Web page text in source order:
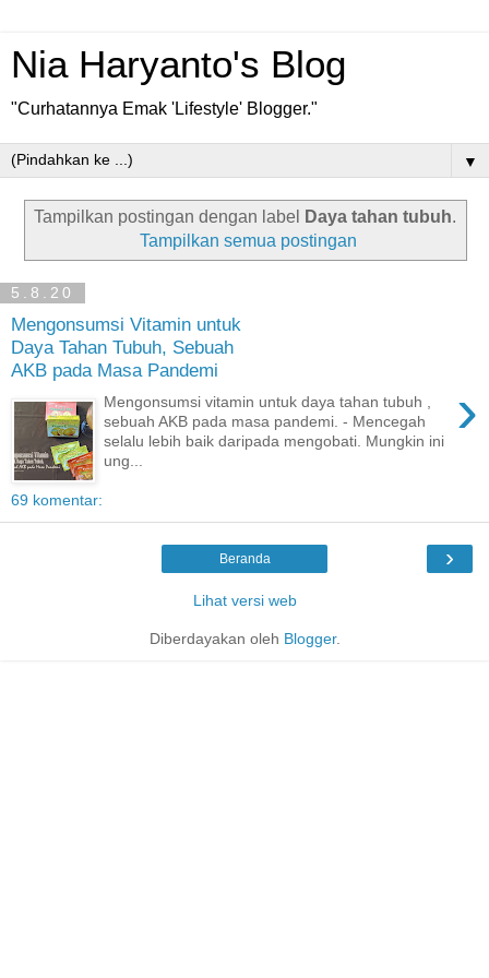
Nia Haryanto's Blog
"Curhatannya Emak 'Lifestyle' Blogger."
▼
Tampilkan postingan dengan label Daya tahan tubuh.
Tampilkan semua postingan
5.8.20
Mengonsumsi Vitamin untuk
Daya Tahan Tubuh, Sebuah
AKB pada Masa Pandemi
›
Mengonsumsi vitamin untuk daya tahan tubuh ,
sebuah AKB pada masa pandemi. - Mencegah
selalu lebih baik daripada mengobati. Mungkin ini
ung...
69 komentar:
›
Beranda
Lihat versi web
Diberdayakan oleh Blogger.